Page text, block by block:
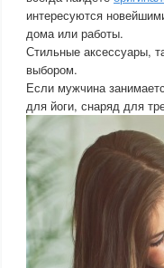
интересуются
дома или работы.
Стильные аксессуары,
выбором.
Если мужчина
для йоги, снаряд для